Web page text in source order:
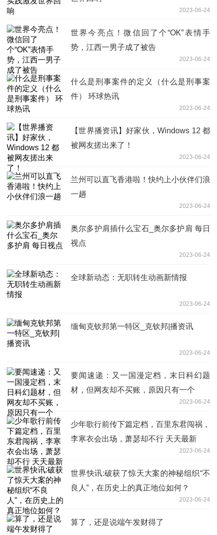
2023-06-24
世界今亮点！微信回了个“OK”表情手
势，江西一男子成了被告
2023-06-24
什么是刑事案件的定义（什么是刑事案
件） 环球热讯
2023-06-24
【世界播资讯】好家伙，Windows 12 都
被网友搓出来了！
2023-06-24
兰州可以直飞香港啦！快约上小伙伴们浪
一趟
2023-06-24
奥尔多护肩插什么宝石_奥尔多护肩 每日
视点
2023-06-24
全球新动态：无职转生动画新情报
2023-06-24
缅甸克钦邦第一特区_克钦邦|播资讯
2023-06-24
要闻速递：又一国漫定档，末日科幻题
材，但网友却不买账，原因只有一个
2023-06-24
少年歌行前传下篇定档，百里东君闯祸，
李寒衣会出场，萧瑟却不行 天天最新
2023-06-24
世界快讯:破获了惊天大案的神秘组织“不
良人”，在历史上的真正地位如何？
2023-06-24
算了，还是说端午发财得了